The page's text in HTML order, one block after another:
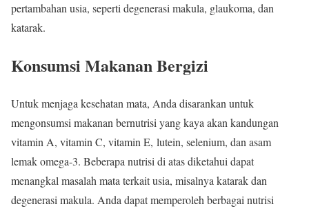
pertambahan usia, seperti degenerasi makula, glaukoma, dan
katarak.
Konsumsi Makanan Bergizi
Untuk menjaga kesehatan mata, Anda disarankan untuk
mengonsumsi makanan bernutrisi yang kaya akan kandungan
vitamin A, vitamin C, vitamin E, lutein, selenium, dan asam
lemak omega-3. Beberapa nutrisi di atas diketahui dapat
menangkal masalah mata terkait usia, misalnya katarak dan
degenerasi makula. Anda dapat memperoleh berbagai nutrisi